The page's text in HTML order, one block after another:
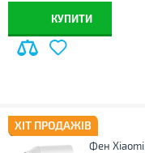
КУПИТИ
ХІТ ПРОДАЖІВ
Фен Xiaomi